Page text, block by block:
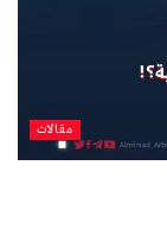
مقالات